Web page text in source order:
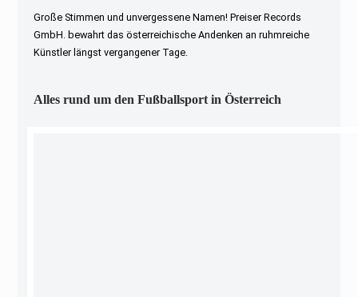
Große Stimmen und unvergessene Namen! Preiser Records
GmbH. bewahrt das österreichische Andenken an ruhmreiche
Künstler längst vergangener Tage.
Alles rund um den Fußballsport in Österreich